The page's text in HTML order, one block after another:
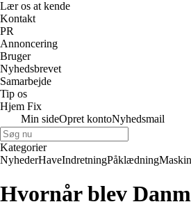
Lær os at kende
Kontakt
PR
Annoncering
Bruger
Nyhedsbrevet
Samarbejde
Tip os
Hjem Fix
Min sideOpret kontoNyhedsmail
Kategorier
NyhederHaveIndretningPåklædning
Hvornår blev